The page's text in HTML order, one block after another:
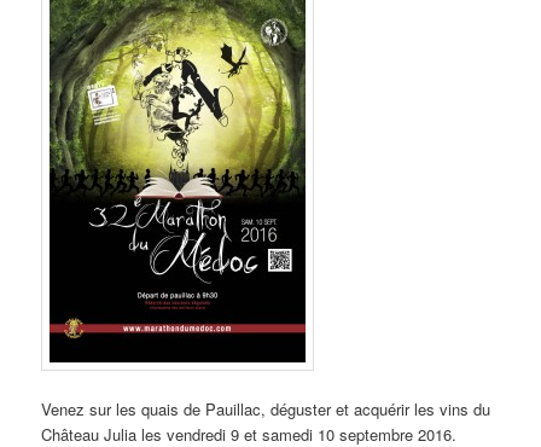
Venez sur les quais de Pauillac, déguster et acquérir les vins du
Château Julia les vendredi 9 et samedi 10 septembre 2016.